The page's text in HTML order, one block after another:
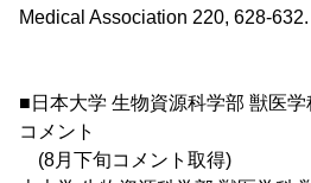
Medical Association 220, 628-632.
■日本大学 生物資源科学部 獣医学
コメント
(8月下旬コメント取得)